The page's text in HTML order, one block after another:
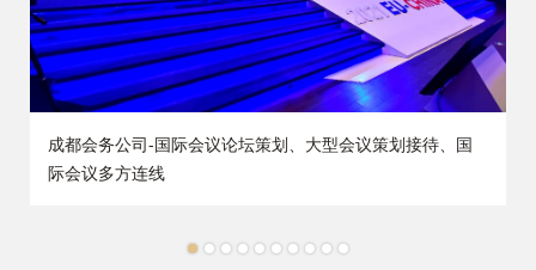
成都会务公司-国际会议论坛策划、大型会议策划接待、国
际会议多方连线
5 6 7 8 9 10